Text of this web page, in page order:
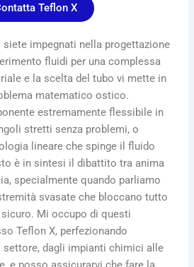
Teflon X
siete impegnati nella progettazione
fluidi per una complessa
e la scelta del tubo vi mette in
matematico ostico.
estremamente flessibile in
stretti senza problemi, o
lineare che spinge il fluido
è in sintesi il dibattito tra anima
specialmente quando parliamo
svasate che bloccano tutto
Mi occupo di questi
Teflon X, perfezionando
settore, dagli impianti chimici alle